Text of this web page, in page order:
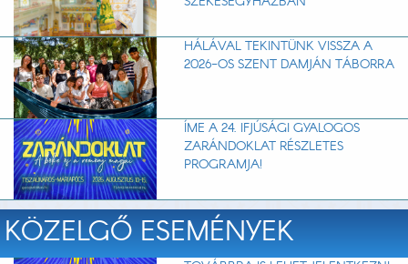
HÁLÁVAL TEKINTÜNK VISSZA A
2026-OS SZENT DAMJÁN TÁBORRA
ÍME A 24. IFJÚSÁGI GYALOGOS
ZARÁNDOKLAT RÉSZLETES
PROGRAMJA!
KÖZELGŐ ESEMÉNYEK